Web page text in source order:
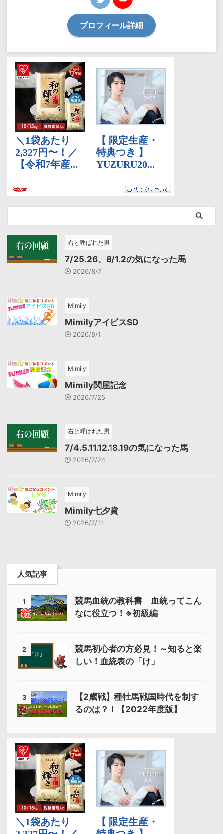
プロフィール詳細
右と呼ばれた男
7/25.26、8/1.2の気になった馬
2026/8/7
Mimily
MimilyアイビスSD
2026/8/1
Mimily
Mimily関屋記念
2026/7/25
右と呼ばれた男
7/4.5.11.12.18.19の気になった馬
2026/7/24
Mimily
Mimily七夕賞
2026/7/11
人気記事
1
競馬血統の教科書 血統ってこん
なに役立つ！※初級編
2
競馬初心者の方必見！～知ると楽
しい！血統表の「け」
3
【2歳戦】種牡馬戦国時代を制す
るのは？！【2022年度版】